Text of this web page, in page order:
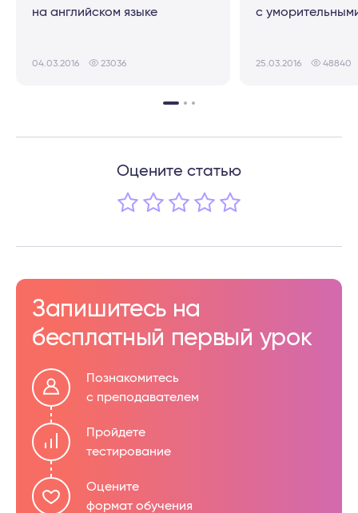
на английском языке
04.03.2016 23036
с
25.03.2016 48840
Оцените статью
Запишитесь на
бесплатный первый урок
Познакомитесь
с преподавателем
Пройдете
тестирование
Оцените
формат обучения